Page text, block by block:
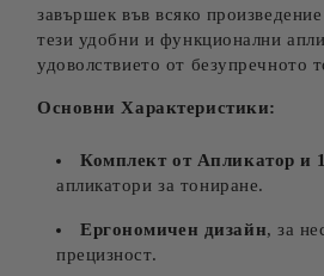
завършек във всяко
тези удобни и функционални
удоволствието от безупречното
Основни Характеристики:
Комплект от Апликатор и
апликатори за тониране.
Ергономичен дизайн, за
прецизност.